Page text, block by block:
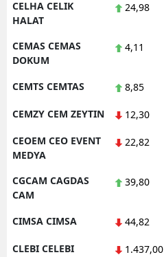
CELHA CELIK
HALAT
24,98
CEMAS CEMAS
DOKUM
4,11
CEMTS CEMTAS 8,85
CEMZY CEM ZEYTIN 12,30
CEOEM CEO EVENT
MEDYA
22,82
CGCAM CAGDAS
CAM
39,80
CIMSA CIMSA 44,82
CLEBI CELEBI 1.437,00